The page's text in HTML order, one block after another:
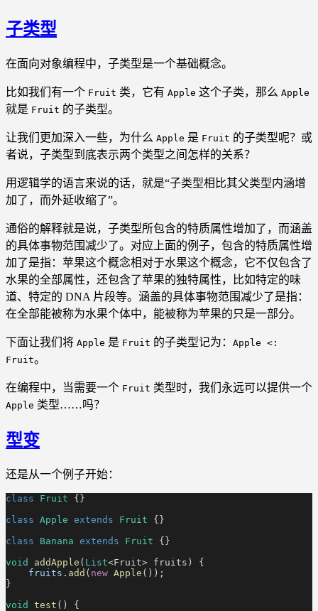
子类型
在面向对象编程中，子类型是一个基础概念。
比如我们有一个 Fruit 类，它有 Apple 这个子类，那么 Apple
就是 Fruit 的子类型。
让我们更加深入一些，为什么 Apple 是 Fruit 的子类型呢？或
者说，子类型到底表示两个类型之间怎样的关系？
用逻辑学的语言来说的话，就是“子类型相比其父类型内涵增
加了，而外延收缩了”。
通俗的解释就是说，子类型所包含的特质属性增加了，而涵盖
的具体事物范围减少了。对应上面的例子，包含的特质属性增
加了是指：苹果这个概念相对于水果这个概念，它不仅包含了
水果的全部属性，还包含了苹果的独特属性，比如特定的味
道、特定的 DNA 片段等。涵盖的具体事物范围减少了是指：
在全部能被称为水果个体中，能被称为苹果的只是一部分。
下面让我们将 Apple 是 Fruit 的子类型记为： Apple <:
Fruit。
在编程中，当需要一个 Fruit 类型时，我们永远可以提供一个
Apple 类型……吗？
型变
还是从一个例子开始：
class Fruit {}
class Apple extends Fruit {}
class Banana extends Fruit {}
void
addApple ( List<Fruit> fruits) {
    fruits
. add ( new Apple ());
}
void
test () {